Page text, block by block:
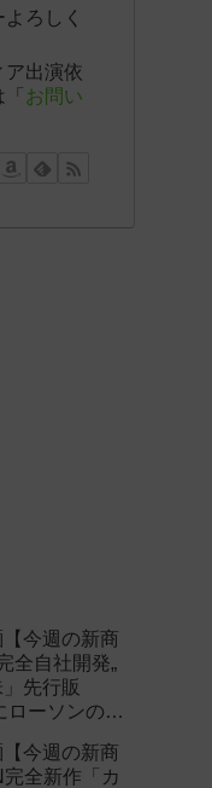
ろしく
ア出演依
お問い
今週の新商
全自社開発„
先行販
ローソンの激
今週の新商
全新作「カ